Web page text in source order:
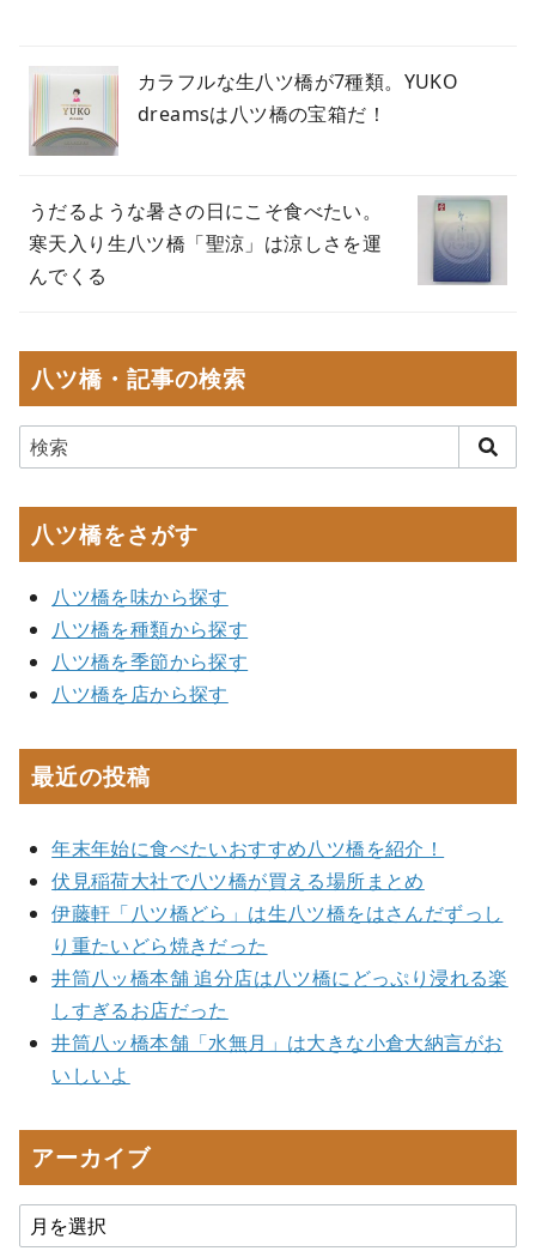
カラフルな生八ツ橋が7種類。YUKO
dreamsは八ツ橋の宝箱だ！
うだるような暑さの日にこそ食べたい。
寒天入り生八ツ橋「聖涼」は涼しさを運
んでくる
八ツ橋・記事の検索
八ツ橋をさがす
八ツ橋を味から探す
八ツ橋を種類から探す
八ツ橋を季節から探す
八ツ橋を店から探す
最近の投稿
年末年始に食べたいおすすめ八ツ橋を紹介！
伏見稲荷大社で八ツ橋が買える場所まとめ
伊藤軒「八ツ橋どら」は生八ツ橋をはさんだずっし
り重たいどら焼きだった
井筒八ッ橋本舗 追分店は八ツ橋にどっぷり浸れる楽
しすぎるお店だった
井筒八ッ橋本舗「水無月」は大きな小倉大納言がお
いしいよ
アーカイブ